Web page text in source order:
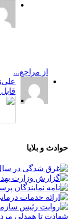
از مراجع...
حوادث و بلایا